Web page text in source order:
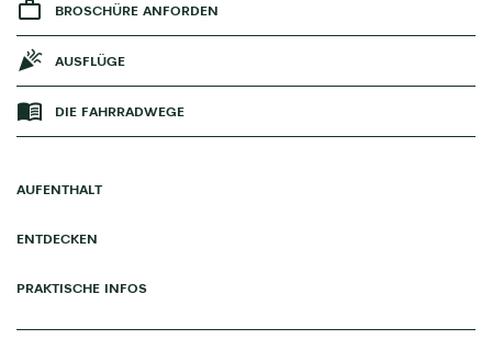
BROSCHÜRE ANFORDEN
AUSFLÜGE
DIE FAHRRADWEGE
AUFENTHALT
ENTDECKEN
PRAKTISCHE INFOS